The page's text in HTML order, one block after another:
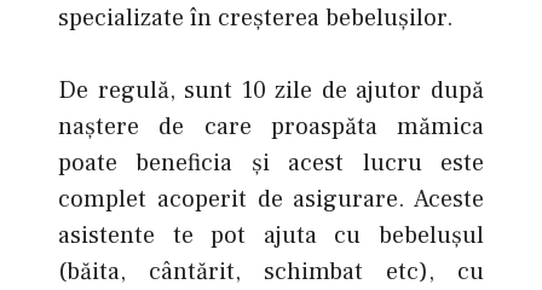
specializate în creșterea bebelușilor.
De regulă, sunt 10 zile de ajutor după
naștere de care proaspăta mămica
poate beneficia şi acest lucru este
complet acoperit de asigurare. Aceste
asistente te pot ajuta cu bebelușul
(băita, cântărit, schimbat etc), cu